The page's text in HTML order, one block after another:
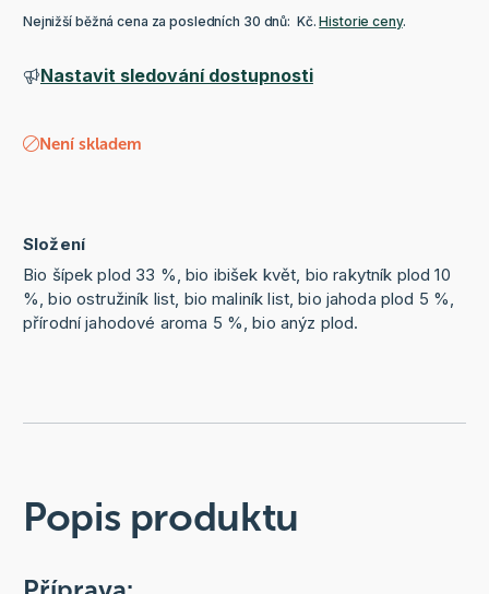
Nejnižší běžná cena za posledních 30 dnů: Kč.Historie ceny.
Nastavit sledování dostupnosti
Není skladem
Složení
Bio šípek plod 33 %, bio ibišek květ, bio rakytník plod 10
%, bio ostružiník list, bio maliník list, bio jahoda plod 5 %,
přírodní jahodové aroma 5 %, bio anýz plod.
Popis produktu